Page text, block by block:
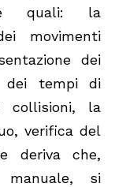
quali: la
movimenti
dei
dei tempi di
collisioni, la
verifica del
deriva che,
manuale, si